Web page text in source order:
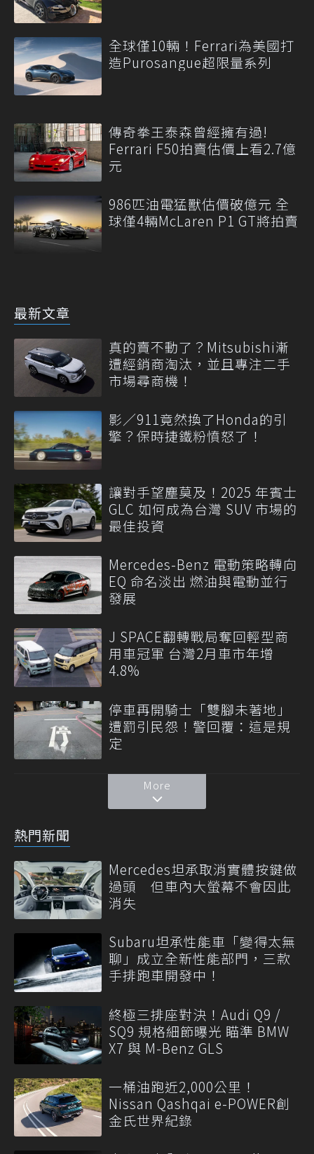
全球僅10輛！Ferrari為美國打
造Purosangue超限量系列
傳奇拳王泰森曾經擁有過!
Ferrari F50拍賣估價上看2.7億
元
986匹油電猛獸估價破億元 全
球僅4輛McLaren P1 GT將拍賣
最新文章
真的賣不動了？Mitsubishi漸
遭經銷商淘汰，並且專注二手
市場尋商機！
影／911竟然換了Honda的引
擎？保時捷鐵粉憤怒了！
讓對手望塵莫及！2025 年賓士
GLC 如何成為台灣 SUV 市場的
最佳投資
Mercedes-Benz 電動策略轉向
EQ 命名淡出 燃油與電動並行
發展
J SPACE翻轉戰局奪回輕型商
用車冠軍 台灣2月車市年增
4.8%
停車再開騎士「雙腳未著地」
遭罰引民怨！警回覆：這是規
定
More
熱門新聞
Mercedes坦承取消實體按鍵做
過頭 但車內大螢幕不會因此
消失
Subaru坦承性能車「變得太無
聊」成立全新性能部門，三款
手排跑車開發中！
終極三排座對決！Audi Q9 /
SQ9 規格細節曝光 瞄準 BMW
X7 與 M-Benz GLS
一桶油跑近2,000公里！
Nissan Qashqai e-POWER創
金氏世界紀錄